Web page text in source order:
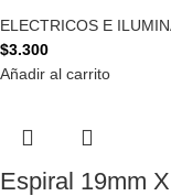
ELECTRICOS E
$3.300
Añadir al carrito
Espiral 19mm